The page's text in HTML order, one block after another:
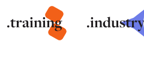
.training .industry